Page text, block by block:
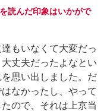
読んだ印象はいかがで
もいなくて大変だっ
丈夫だったよなとい
思い出しました。だ
なかったし、やって
ので、それは上京当